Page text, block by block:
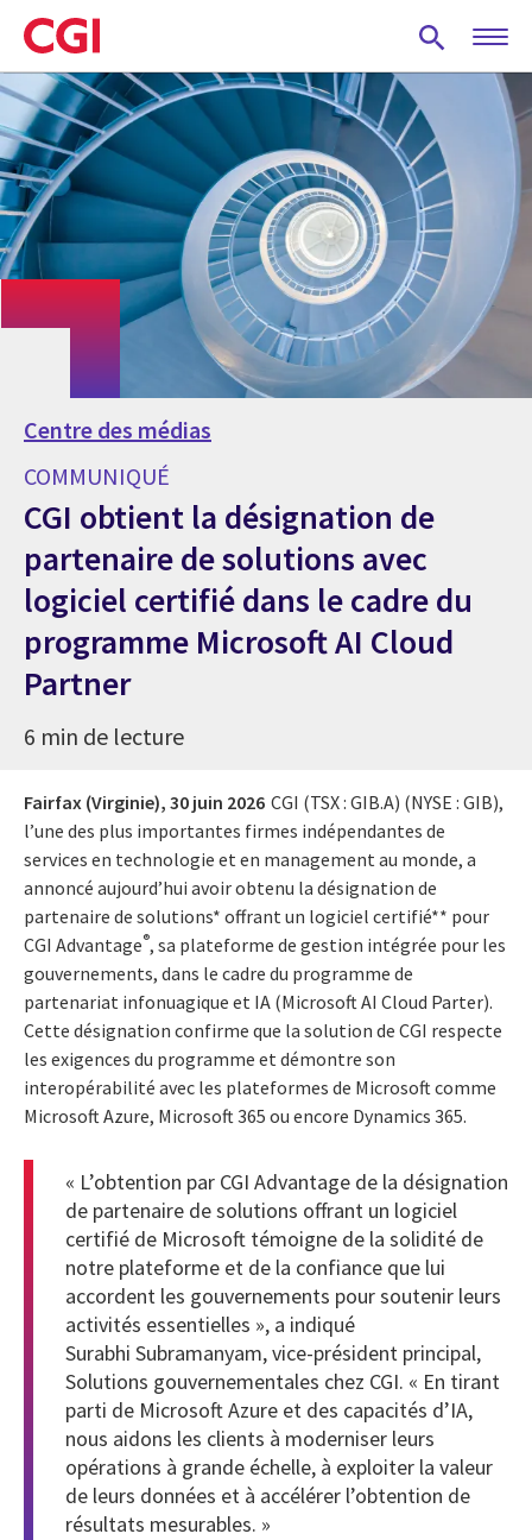
Skip
to
main
content
Centre des médias
COMMUNIQUÉ
CGI obtient la désignation de
partenaire de solutions avec
logiciel certifié dans le cadre du
programme Microsoft AI Cloud
Partner
6 min de lecture
Fairfax (Virginie), 30 juin 2026 CGI (TSX : GIB.A) (NYSE : GIB),
l’une des plus importantes firmes indépendantes de
services en technologie et en management au monde, a
annoncé aujourd’hui avoir obtenu la désignation de
partenaire de solutions* offrant un logiciel certifié** pour
CGI Advantage®, sa plateforme de gestion intégrée pour les
gouvernements, dans le cadre du programme de
partenariat infonuagique et IA (Microsoft AI Cloud Parter).
Cette désignation confirme que la solution de CGI respecte
les exigences du programme et démontre son
interopérabilité avec les plateformes de Microsoft comme
Microsoft Azure, Microsoft 365 ou encore Dynamics 365.
« L’obtention par CGI Advantage de la désignation
de partenaire de solutions offrant un logiciel
certifié de Microsoft témoigne de la solidité de
notre plateforme et de la confiance que lui
accordent les gouvernements pour soutenir leurs
activités essentielles », a indiqué
Surabhi Subramanyam, vice-président principal,
Solutions gouvernementales chez CGI. « En tirant
parti de Microsoft Azure et des capacités d’IA,
nous aidons les clients à moderniser leurs
opérations à grande échelle, à exploiter la valeur
de leurs données et à accélérer l’obtention de
résultats mesurables. »